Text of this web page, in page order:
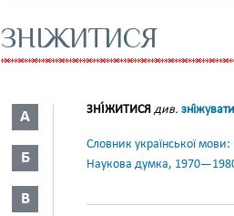
ЗНІЖИТИСЯ
А
Б
В
ЗНІ́ЖИТИСЯ див.
Словник української
Наукова думка,